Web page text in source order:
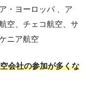
・ヨーロッパ 、ア
空、チェコ航空、サ
ニア航空
会社の参加が多くな